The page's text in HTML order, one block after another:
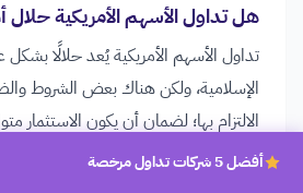
هل تداول الأسهم الأمريكية حلال
تداول الأسهم الأمريكية يُعد حلالًا بشكل
الإسلامية، ولكن هناك بعض الشروط
الالتزام بها؛ لضمان أن يكون الاستثمار
إليك أهم النقاط التي ينبغي أخذها في
أفضل 5 شركات تداول مرخصة